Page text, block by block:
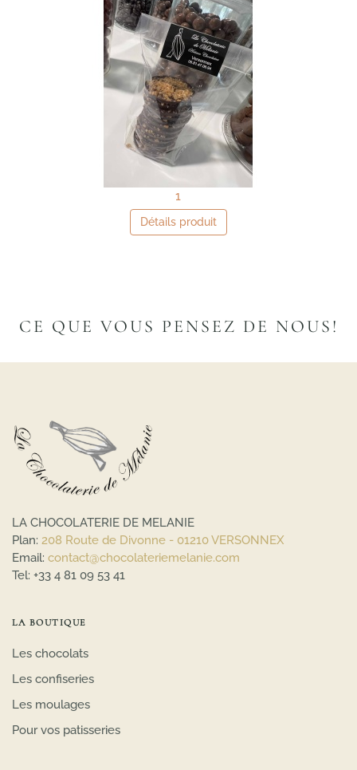
1
Détails produit
CE QUE VOUS PENSEZ DE NOUS!
LA CHOCOLATERIE DE MELANIE
Plan: 208 Route de Divonne - 01210 VERSONNEX
Email: contact@chocolateriemelanie.com
Tel: +33 4 81 09 53 41
LA BOUTIQUE
Les chocolats
Les confiseries
Les moulages
Pour vos patisseries